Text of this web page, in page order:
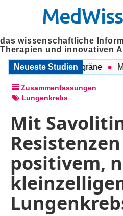
MedWiss
das wissenschaftliche
Therapien und innovativen
Neueste Studien
COPD und Migräne
Zusammenfassungen
Lungenkrebs
Mit
Resistenzen
positivem,